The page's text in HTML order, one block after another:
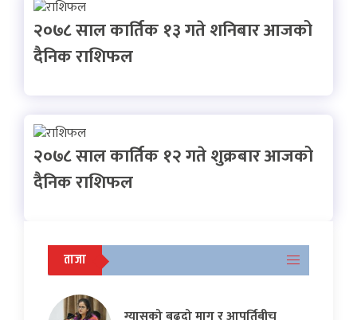
२०७८ साल कार्तिक १३ गते शनिबार आजको
दैनिक राशिफल
२०७८ साल कार्तिक १२ गते शुक्रबार आजको
दैनिक राशिफल
ताजा